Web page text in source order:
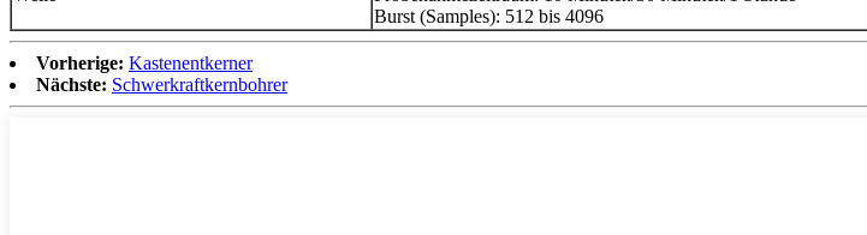
Burst (Samples): 512 bis 4096
Vorherige: Kastenentkerner
Nächste: Schwerkraftkernbohrer